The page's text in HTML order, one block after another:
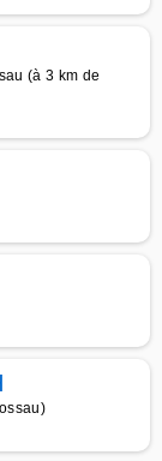
(à 3 km de